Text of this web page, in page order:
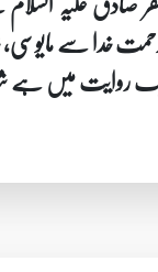
رحمت خدا سے
روایت میں